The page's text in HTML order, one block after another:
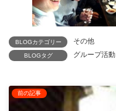
BLOGカテゴリー その他
BLOGタグ グループ活動
前の記事